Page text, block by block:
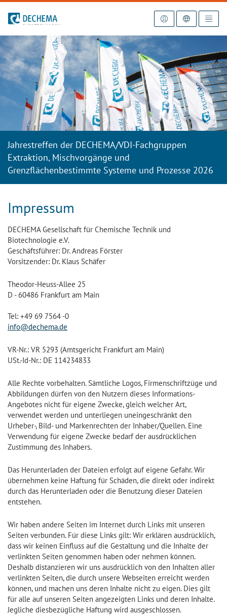
Zur Startseite
Jahrestreffen der DECHEMA/VDI-Fachgruppen
Extraktion, Mischvorgänge und
Grenzflächenbestimmte Systeme und Prozesse 2026
Impressum
DECHEMA Gesellschaft für Chemische Technik und
Biotechnologie e.V.
Geschäftsführer: Dr. Andreas Förster
Vorsitzender: Dr. Klaus Schäfer
Theodor-Heuss-Allee 25
D - 60486 Frankfurt am Main
Tel: +49 69 7564 -0
info@dechema.de
VR-Nr.: VR 5293 (Amtsgericht Frankfurt am Main)
USt.-Id-Nr.: DE 114234833
Alle Rechte vorbehalten. Sämtliche Logos, Firmenschriftzüge und
Abbildungen dürfen von den Nutzern dieses Informations-
Angebotes nicht für eigene Zwecke, gleich welcher Art,
verwendet werden und unterliegen uneingeschränkt den
Urheber-, Bild- und Markenrechten der Inhaber/Quellen. Eine
Verwendung für eigene Zwecke bedarf der ausdrücklichen
Zustimmung des Inhabers.
Das Herunterladen der Dateien erfolgt auf eigene Gefahr. Wir
übernehmen keine Haftung für Schäden, die direkt oder indirekt
durch das Herunterladen oder die Benutzung dieser Dateien
entstehen.
Wir haben andere Seiten im Internet durch Links mit unseren
Seiten verbunden. Für diese Links gilt: Wir erklären ausdrücklich,
dass wir keinen Einfluss auf die Gestaltung und die Inhalte der
verlinkten Seiten genommen haben oder nehmen können.
Deshalb distanzieren wir uns ausdrücklich von den Inhalten aller
verlinkten Seiten, die durch unsere Webseiten erreicht werden
können, und machen uns deren Inhalte nicht zu eigen. Dies gilt
für alle auf unseren Seiten angezeigten Links und deren Inhalte.
Jegliche diesbezügliche Haftung wird ausgeschlossen.